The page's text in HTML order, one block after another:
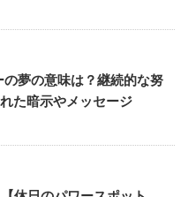
夢の意味は？継続的な努
た暗示やメッセージ